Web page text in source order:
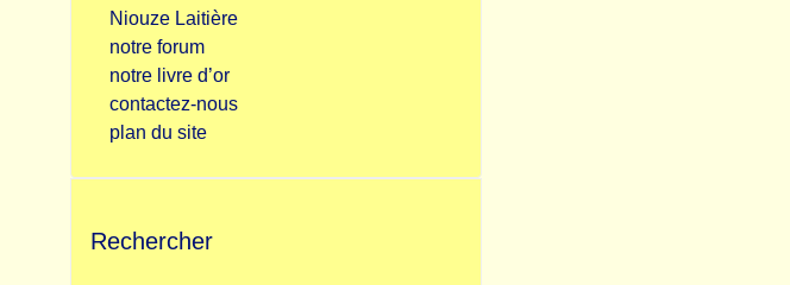
Niouze Laitière
notre forum
notre livre d’or
contactez-nous
plan du site
Rechercher